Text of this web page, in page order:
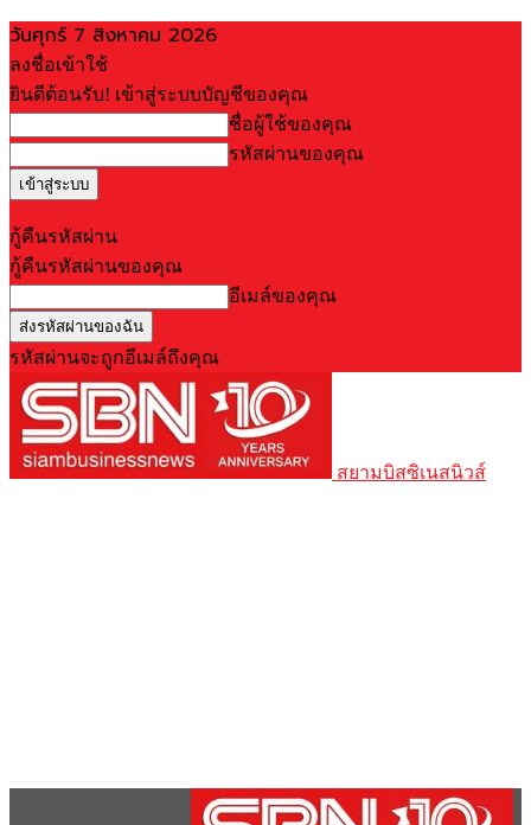
วันศุกร์ 7 สิงหาคม 2026
ลงชื่อเข้าใช้
ยินดีต้อนรับ! เข้าสู่ระบบบัญชีของคุณ
ชื่อผู้ใช้ของคุณ
รหัสผ่านของคุณ
กู้คืนรหัสผ่าน
กู้คืนรหัสผ่านของคุณ
อีเมล์ของคุณ
รหัสผ่านจะถูกอีเมล์ถึงคุณ
สยามบิสซิเนสนิวส์